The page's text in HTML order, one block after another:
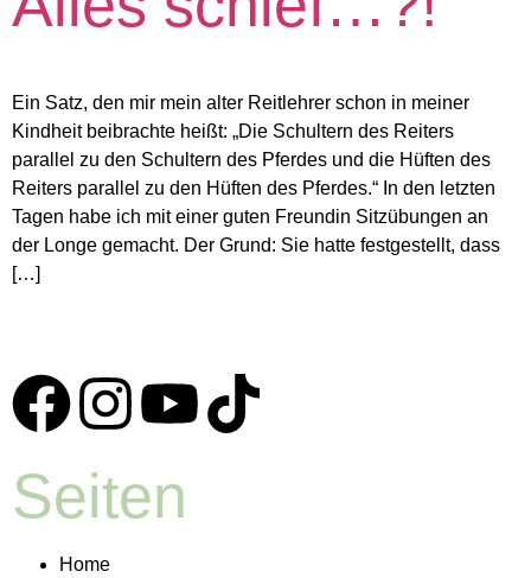
Ein Satz, den mir mein alter Reitlehrer schon in meiner
Kindheit beibrachte heißt: „Die Schultern des Reiters
parallel zu den Schultern des Pferdes und die Hüften des
Reiters parallel zu den Hüften des Pferdes.“ In den letzten
Tagen habe ich mit einer guten Freundin Sitzübungen an
der Longe gemacht. Der Grund: Sie hatte festgestellt, dass
[…]
Seiten
Home